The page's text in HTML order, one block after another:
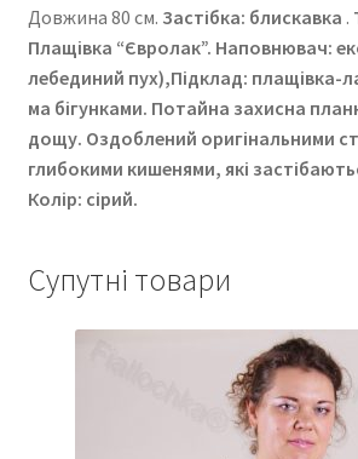
Довжина 80 см. Застібка: блискавка .
Плащівка “Євролак”. Наповнювач:
лебединий пух),Підклад: плащівка-
ма бігунками. Потайна захисна
дощу. Оздоблений оригінальними
глибокими кишенями, які
Колір: сірий.
Супутні товари